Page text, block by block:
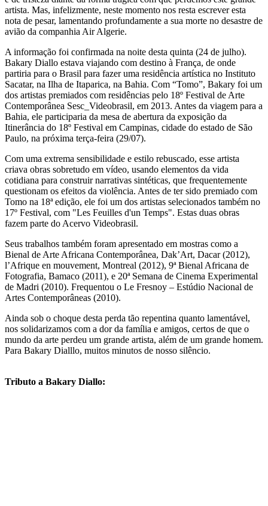
artista. Mas, infelizmente, neste momento nos resta escrever esta
nota de pesar, lamentando profundamente a sua morte no desastre de
avião da companhia Air Algerie.
A informação foi confirmada na noite desta quinta (24 de julho).
Bakary Diallo estava viajando com destino à França, de onde
partiria para o Brasil para fazer uma residência artística no Instituto
Sacatar, na Ilha de Itaparica, na Bahia. Com “Tomo”, Bakary foi um
dos artistas premiados com residências pelo 18º Festival de Arte
Contemporânea Sesc_Videobrasil, em 2013. Antes da viagem para a
Bahia, ele participaria da mesa de abertura da exposição da
Itinerância do 18º Festival em Campinas, cidade do estado de São
Paulo, na próxima terça-feira (29/07).
Com uma extrema sensibilidade e estilo rebuscado, esse artista
criava obras sobretudo em vídeo, usando elementos da vida
cotidiana para construir narrativas sintéticas, que frequentemente
questionam os efeitos da violência. Antes de ter sido premiado com
Tomo na 18ª edição, ele foi um dos artistas selecionados também no
17º Festival, com "Les Feuilles d'un Temps". Estas duas obras
fazem parte do Acervo Videobrasil.
Seus trabalhos também foram apresentado em mostras como a
Bienal de Arte Africana Contemporânea, Dak’Art, Dacar (2012),
l’Afrique en mouvement, Montreal (2012), 9ª Bienal Africana de
Fotografia, Bamaco (2011), e 20ª Semana de Cinema Experimental
de Madri (2010). Frequentou o Le Fresnoy – Estúdio Nacional de
Artes Contemporâneas (2010).
Ainda sob o choque desta perda tão repentina quanto lamentável,
nos solidarizamos com a dor da família e amigos, certos de que o
mundo da arte perdeu um grande artista, além de um grande homem.
Para Bakary Dialllo, muitos minutos de nosso silêncio.
Tributo a Bakary Diallo: